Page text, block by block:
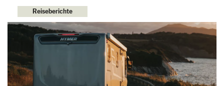
Reiseberichte